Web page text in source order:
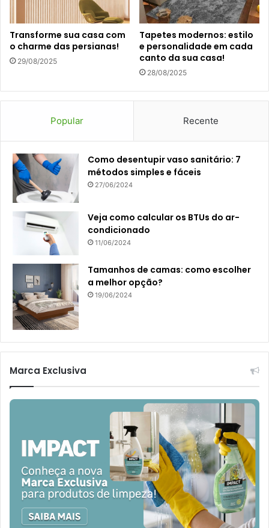
Transforme sua casa com
o charme das persianas!
29/08/2025
Tapetes modernos: estilo
e personalidade em cada
canto da sua casa!
28/08/2025
Popular Recente
Como desentupir vaso sanitário: 7
métodos simples e fáceis
27/06/2024
Veja como calcular os BTUs do ar-
condicionado
11/06/2024
Tamanhos de camas: como escolher
a melhor opção?
19/06/2024
Marca Exclusiva